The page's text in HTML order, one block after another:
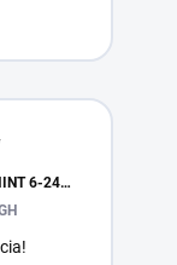
III
TASCO PUŠKOHĽAD TARGET/VARMINT 6-24X42 MILDOT